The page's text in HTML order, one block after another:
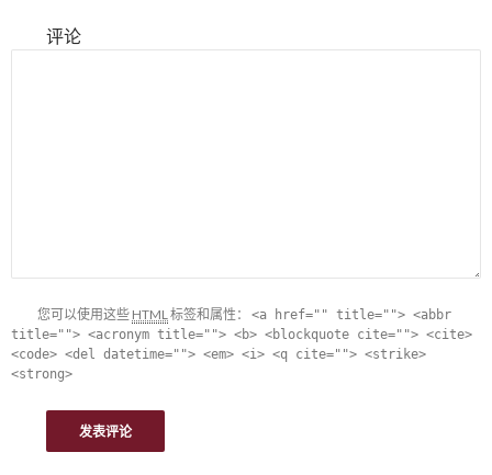
评论
您可以使用这些 HTML标签和属性： <a href="" title=""> <abbr
title=""> <acronym title=""> <b> <blockquote cite=""> <cite>
<code> <del datetime=""> <em> <i> <q cite=""> <strike>
<strong>